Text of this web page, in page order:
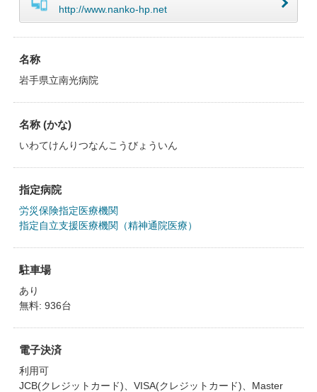
http://www.nanko-hp.net
名称
岩手県立南光病院
名称 (かな)
いわてけんりつなんこうびょういん
指定病院
労災保険指定医療機関
指定自立支援医療機関（精神通院医療）
駐車場
あり
無料: 936台
電子決済
利用可
JCB(クレジットカード)、VISA(クレジットカード)、Master